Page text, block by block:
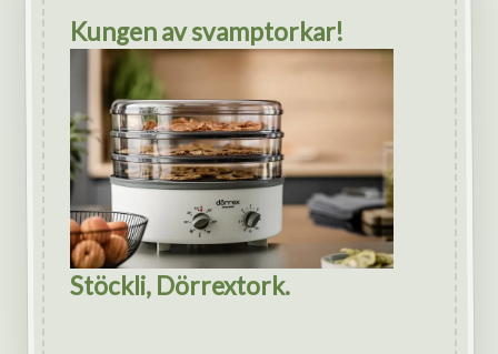
Kungen av svamptorkar!
Stöckli, Dörrextork.